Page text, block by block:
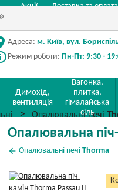
Акції Доставка та оплата
Адреса: м. Київ, вул.
Режим роботи: Пн-Пт: 9:30 -
Димохід,
вентиляція
Вагонка,
плитка,
гімалайська
сіль
Опалювальні печі
Опалювальна
arrow_back Опалювальні печі Thorma